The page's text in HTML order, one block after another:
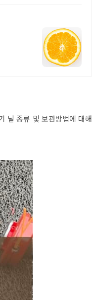
날 종류 및 보관방법에 대해